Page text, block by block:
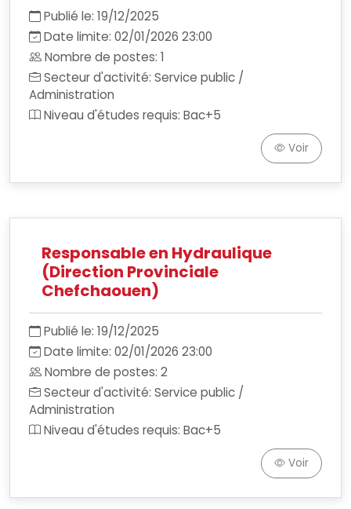
Publié le: 19/12/2025
Date limite: 02/01/2026 23:00
Nombre de postes: 1
Secteur d'activité: Service public /
Administration
Niveau d'études requis: Bac+5
Voir
Responsable en Hydraulique
(Direction Provinciale
Chefchaouen)
Publié le: 19/12/2025
Date limite: 02/01/2026 23:00
Nombre de postes: 2
Secteur d'activité: Service public /
Administration
Niveau d'études requis: Bac+5
Voir